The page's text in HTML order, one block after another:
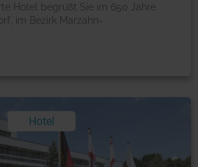
Hotel begrüßt Sie im 650 Jahre
im Bezirk Marzahn-
Hotel